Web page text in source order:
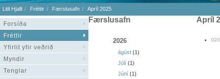
Litli Hjalli Fréttir Færslusafn Apríl 2025
Forsíða
Fréttir
Yfirlit yfir veðrið
Myndir
Tenglar
Færslusafn
2026
ágúst (1)
Júlí (1)
Júní (1)
apríl
02/